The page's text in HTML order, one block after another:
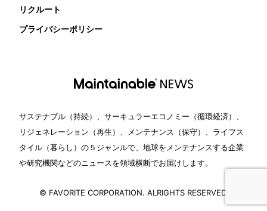
リクルート
プライバシーポリシー
サステナブル（持続）、サーキュラーエコノミー（循環経済）、
リジェネレーション（再生）、メンテナンス（保守）、ライフス
タイル（暮らし）の５ジャンルで、地球をメンテナンスする企業
や研究機関などのニュースを領域横断でお届けします。
© FAVORITE CORPORATION. ALRIGHTS RESERVED.